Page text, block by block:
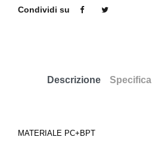
Condividi su
Descrizione Specifica
MATERIALE PC+BPT